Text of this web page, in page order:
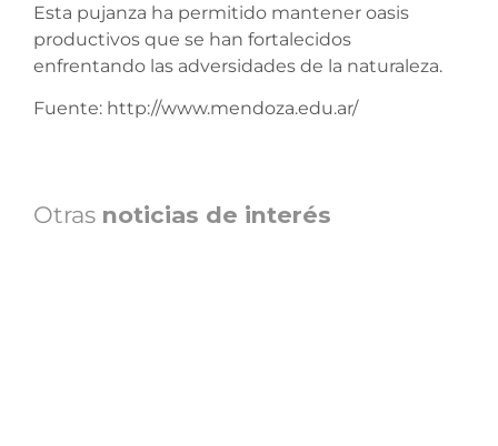
Esta pujanza ha permitido mantener oasis
productivos que se han fortalecidos
enfrentando las adversidades de la naturaleza.
Fuente: http://www.mendoza.edu.ar/
Otras noticias de interés